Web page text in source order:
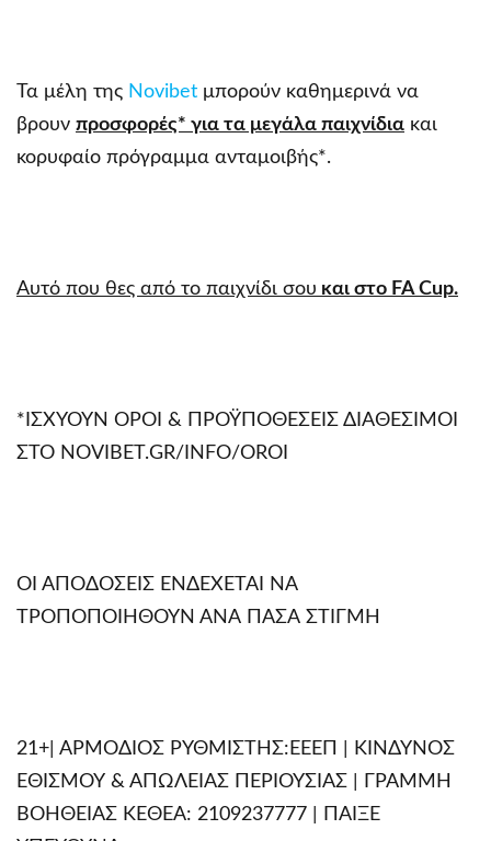
Τα μέλη της Novibet μπορούν καθημερινά να
βρουν προσφορές* για τα μεγάλα παιχνίδια και
κορυφαίο πρόγραμμα ανταμοιβής*.
Αυτό που θες από το παιχνίδι σου και στo FA Cup.
*ΙΣΧΥΟΥΝ ΟΡΟΙ & ΠΡΟΫΠΟΘΕΣΕΙΣ ΔΙΑΘΕΣΙΜΟΙ
ΣΤΟ NOVIBET.GR/INFO/OROI
ΟΙ ΑΠΟΔΟΣΕΙΣ ΕΝΔΕΧΕΤΑΙ ΝΑ
ΤΡΟΠΟΠΟΙΗΘΟΥΝ ΑΝΑ ΠΑΣΑ ΣΤΙΓΜΗ
21+| ΑΡΜΟΔΙΟΣ ΡΥΘΜΙΣΤΗΣ:ΕΕΕΠ | ΚΙΝΔΥΝΟΣ
ΕΘΙΣΜΟΥ & ΑΠΩΛΕΙΑΣ ΠΕΡΙΟΥΣΙΑΣ | ΓΡΑΜΜΗ
ΒΟΗΘΕΙΑΣ ΚΕΘΕΑ: 2109237777 | ΠΑΙΞΕ